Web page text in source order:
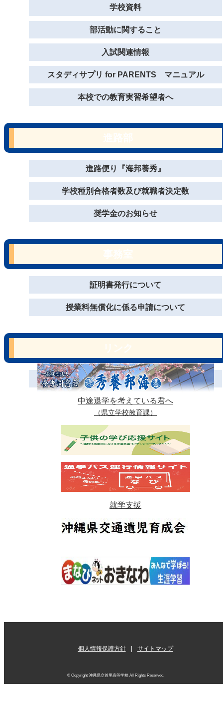
学校資料
部活動に関すること
入試関連情報
スタディサプリ for PARENTS マニュアル
本校での教育実習希望者へ
進路便り『海邦養秀』
学校種別合格者数及び就職者決定数
奨学金のお知らせ
証明書発行について
授業料無償化に係る申請について
中途退学を考えている君へ
（県立学校教育課）
就学支援
個人情報保護方針 サイトマップ
© Copyright 沖縄県立首里高等学校 All Rights Reserved.